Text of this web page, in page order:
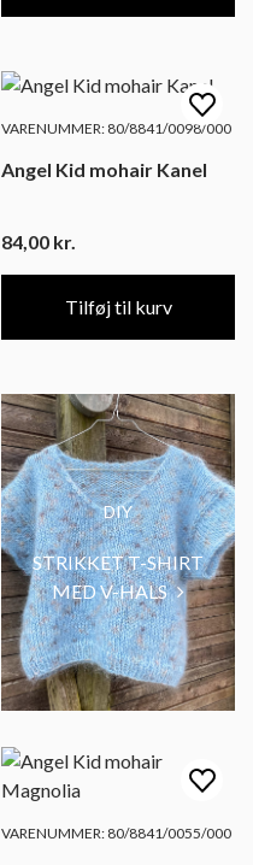
VARENUMMER: 80/8841/0098/000
Angel Kid mohair Kanel
84,00 kr.
Tilføj til kurv
DIY
STRIKKET T-SHIRT
MED V-HALS
VARENUMMER: 80/8841/0055/000